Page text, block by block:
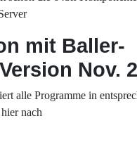
mit Baller-
Nov.
alle Programme in
nach